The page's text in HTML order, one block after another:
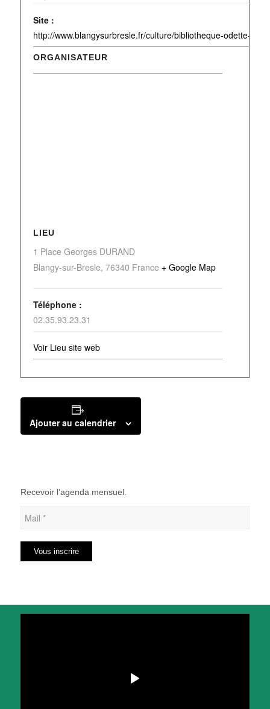
Site :
http://www.blangysurbresle.fr/culture/bibliotheque-odette-
ORGANISATEUR
LIEU
1 Place Georges DURAND
Blangy-sur-Bresle, 76340 France + Google Map
Téléphone :
02.35.93.23.31
Voir Lieu site web
Ajouter au calendrier
Recevoir l’agenda mensuel.